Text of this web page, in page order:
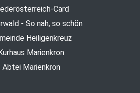
Card
- So nah, so schön
Heiligenkreuz
Kurhaus Marienkron
Abtei Marienkron